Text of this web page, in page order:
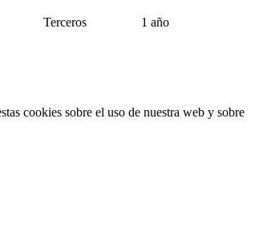
Terceros 1 año
cookies sobre el uso de nuestra web y sobre